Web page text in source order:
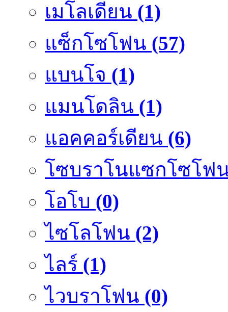
เมโลเดียน (1)
แซ็กโซโฟน (57)
แบนโจ (1)
แมนโดลิน (1)
แอคคอร์เดียน (6)
โซบราโนแซกโซโฟ
โอโบ (0)
ไซโลโฟน (2)
ไลร์ (1)
ไวบราโฟน (0)